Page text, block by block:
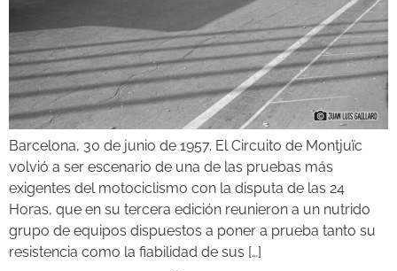
Barcelona, 30 de junio de 1957. El Circuito de Montjuïc
volvió a ser escenario de una de las pruebas más
exigentes del motociclismo con la disputa de las 24
Horas, que en su tercera edición reunieron a un nutrido
grupo de equipos dispuestos a poner a prueba tanto su
resistencia como la fiabilidad de sus […]